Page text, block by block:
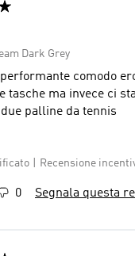
Dark Grey
performante comodo
tasche ma invece ci
palline da tennis
Recensione
0 Segnala questa